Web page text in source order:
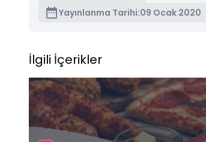
Yayınlanma Tarihi:09 Ocak 2020
İlgili İçerikler